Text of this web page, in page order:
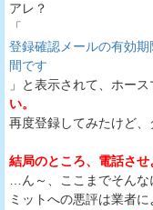
アレ？
「
登録確認メールの有効
間です
」と表示されて、ホー
い。
再度登録してみたけど、
結局のところ、電話させ
…ん～、ここまでそん
ミットへの悪評は業者